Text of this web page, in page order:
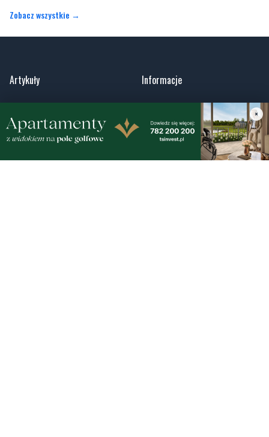
Zobacz wszystkie →
Artykuły
Sport
Kultura
Kronika policyjna
Informacje
Kontakt
Regulamin
Polityka prywatności
Reklama
×